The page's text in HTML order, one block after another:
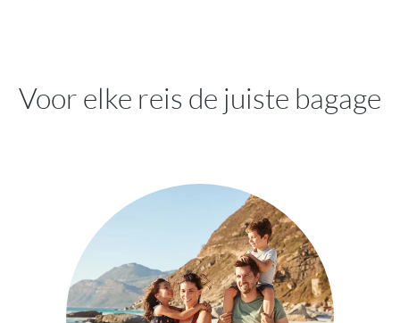
Voor elke reis de juiste bagage